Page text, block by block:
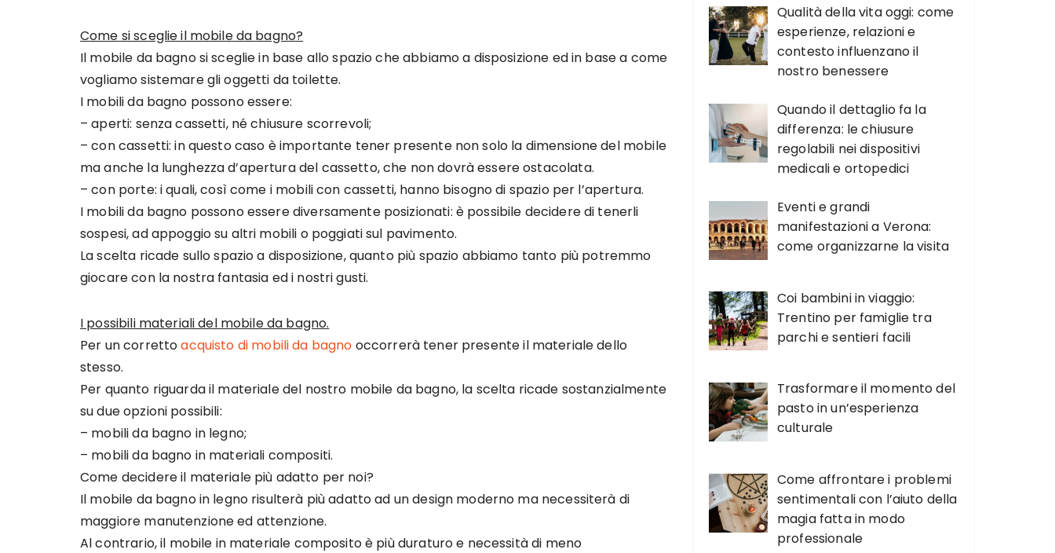
Come si sceglie il mobile da bagno?
Il mobile da bagno si sceglie in base allo spazio che abbiamo a disposizione ed in base a come
vogliamo sistemare gli oggetti da toilette.
I mobili da bagno possono essere:
– aperti: senza cassetti, né chiusure scorrevoli;
– con cassetti: in questo caso è importante tener presente non solo la dimensione del mobile
ma anche la lunghezza d’apertura del cassetto, che non dovrà essere ostacolata.
– con porte: i quali, così come i mobili con cassetti, hanno bisogno di spazio per l’apertura.
I mobili da bagno possono essere diversamente posizionati: è possibile decidere di tenerli
sospesi, ad appoggio su altri mobili o poggiati sul pavimento.
La scelta ricade sullo spazio a disposizione, quanto più spazio abbiamo tanto più potremmo
giocare con la nostra fantasia ed i nostri gusti.
I possibili materiali del mobile da bagno.
Per un correttoacquisto di mobili da bagno occorrerà tener presente il materiale dello
stesso.
Per quanto riguarda il materiale del nostro mobile da bagno, la scelta ricade sostanzialmente
su due opzioni possibili:
– mobili da bagno in legno;
– mobili da bagno in materiali compositi.
Come decidere il materiale più adatto per noi?
Il mobile da bagno in legno risulterà più adatto ad un design moderno ma necessiterà di
maggiore manutenzione ed attenzione.
Al contrario, il mobile in materiale composito è più duraturo e necessità di meno
Qualità della vita oggi: come
esperienze, relazioni e
contesto influenzano il
nostro benessere
Quando il dettaglio fa la
differenza: le chiusure
regolabili nei dispositivi
medicali e ortopedici
Eventi e grandi
manifestazioni a Verona:
come organizzarne la visita
Coi bambini in viaggio:
Trentino per famiglie tra
parchi e sentieri facili
Trasformare il momento del
pasto in un’esperienza
culturale
Come affrontare i problemi
sentimentali con l’aiuto della
magia fatta in modo
professionale